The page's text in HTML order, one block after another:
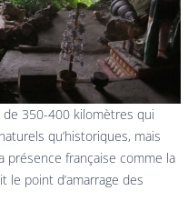
350-400 kilomètres qui
qu’historiques, mais
présence française comme la
le point d’amarrage des